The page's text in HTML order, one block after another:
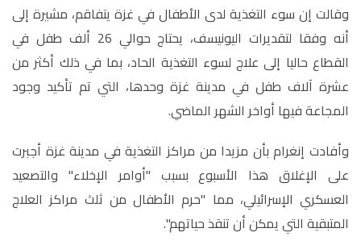
وقالت إن سوء التغذية لدى الأطفال في غزة يتفاقم، مشيرة إلى
أنه وفقا لتقديرات اليونيسف، يحتاج حوالي 26 ألف طفل في
القطاع حاليا إلى علاج لسوء التغذية الحاد، بما في ذلك أكثر من
عشرة آلاف طفل في مدينة غزة وحدها، التي تم تأكيد وجود
المجاعة فيها أواخر الشهر الماضي.
وأفادت إنغرام بأن مزيدا من مراكز التغذية في مدينة غزة أجبرت
على الإغلاق هذا الأسبوع بسبب "أوامر الإخلاء" والتصعيد
العسكري الإسرائيلي، مما "حرم الأطفال من ثلث مراكز العلاج
المتبقية التي يمكن أن تنقذ حياتهم".